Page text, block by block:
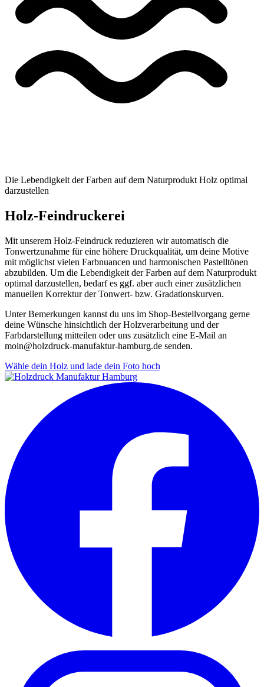
Die Lebendigkeit der Farben auf dem Naturprodukt Holz optimal
darzustellen
Holz-Feindruckerei
Mit unserem Holz-Feindruck reduzieren wir automatisch die
Tonwertzunahme für eine höhere Druckqualität, um deine Motive
mit möglichst vielen Farbnuancen und harmonischen Pastelltönen
abzubilden. Um die Lebendigkeit der Farben auf dem Naturprodukt
optimal darzustellen, bedarf es ggf. aber auch einer zusätzlichen
manuellen Korrektur der Tonwert- bzw. Gradationskurven.
Unter Bemerkungen kannst du uns im Shop-Bestellvorgang gerne
deine Wünsche hinsichtlich der Holzverarbeitung und der
Farbdarstellung mitteilen oder uns zusätzlich eine E-Mail an
moin@holzdruck-manufaktur-hamburg.de senden.
Wähle dein Holz und lade dein Foto hoch